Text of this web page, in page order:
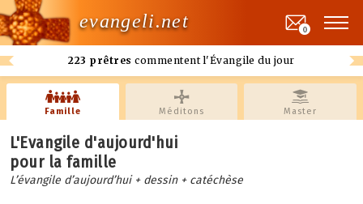
evangeli.net
223 prêtres commentent l'Évangile du jour
0
Famille Méditons Master
L'Evangile d'aujourd'hui
pour la famille
L’évangile d’aujourd’hui + dessin + catéchèse